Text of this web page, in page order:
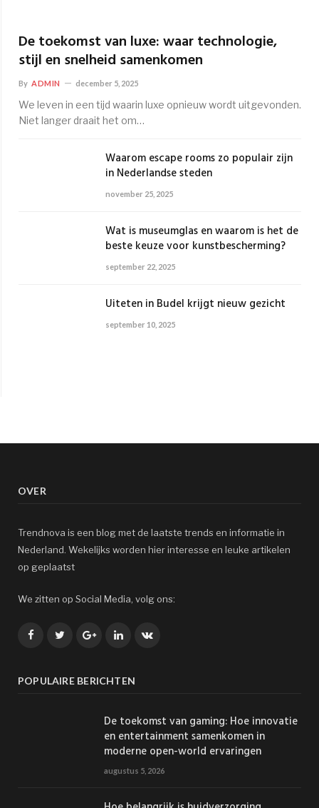
De toekomst van luxe: waar technologie,
stijl en snelheid samenkomen
By ADMIN december 5, 2025
We leven in een tijd waarin luxe opnieuw wordt uitgevonden.
Niet langer draait het om…
Waarom escape rooms zo populair zijn
in Nederlandse steden
november 25, 2025
Wat is museumglas en waarom is het de
beste keuze voor kunstbescherming?
september 22, 2025
Uiteten in Budel krijgt nieuw gezicht
september 10, 2025
OVER
Trendnova is een blog met de laatste trends en informatie in
Nederland. Wekelijks worden hier interesse en leuke artikelen
op geplaatst
We zitten op Social Media, volg ons:
FacebookTwitterGoogle+LinkedInVK
POPULAIRE BERICHTEN
De toekomst van gaming: Hoe innovatie
en entertainment samenkomen in
moderne open-world ervaringen
augustus 5, 2026